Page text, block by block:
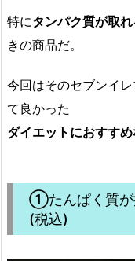
特にタンパク質が取
きの商品だ。
今回はそのセブンイ
て良かった
ダイエットにおすす
①たんぱく質が
(税込)